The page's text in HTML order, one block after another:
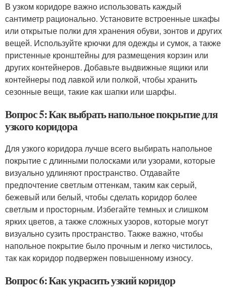
В узком коридоре важно использовать каждый
сантиметр рационально. Установите встроенные шкафы
или открытые полки для хранения обуви, зонтов и других
вещей. Используйте крючки для одежды и сумок, а также
пристенные кронштейны для размещения корзин или
других контейнеров. Добавьте выдвижные ящики или
контейнеры под лавкой или полкой, чтобы хранить
сезонные вещи, такие как шапки или шарфы.
Вопрос 5: Как выбрать напольное покрытие для
узкого коридора
Для узкого коридора лучше всего выбирать напольное
покрытие с длинными полосками или узорами, которые
визуально удлиняют пространство. Отдавайте
предпочтение светлым оттенкам, таким как серый,
бежевый или белый, чтобы сделать коридор более
светлым и просторным. Избегайте темных и слишком
ярких цветов, а также сложных узоров, которые могут
визуально сузить пространство. Также важно, чтобы
напольное покрытие было прочным и легко чистилось,
так как коридор подвержен повышенному износу.
Вопрос 6: Как украсить узкий коридор